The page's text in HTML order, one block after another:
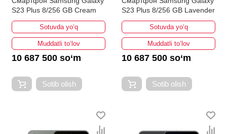
S23 Plus 8/256 GB Cream
Sotuvda yo‘q
Muddatli to‘lov
10 687 500 so‘m
Sotib olish
S23 Plus 8/256 GB Lavender
Sotuvda yo‘q
Muddatli to‘lov
10 687 500 so‘m
Sotib olish